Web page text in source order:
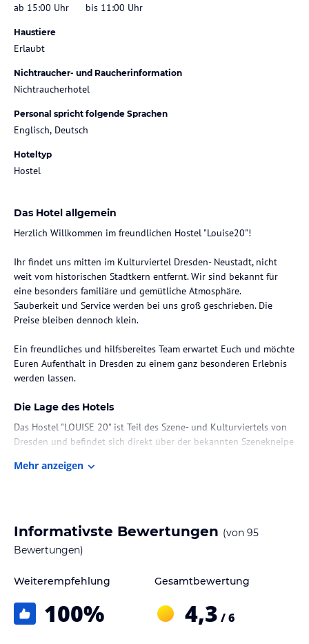
ab 15:00 Uhr bis 11:00 Uhr
Haustiere
Erlaubt
Nichtraucher- und Raucherinformation
Nichtraucherhotel
Personal spricht folgende Sprachen
Englisch, Deutsch
Hoteltyp
Hostel
Das Hotel allgemein
Herzlich Willkommen im freundlichen Hostel "Louise20"!
Ihr findet uns mitten im Kulturviertel Dresden- Neustadt, nicht
weit vom historischen Stadtkern entfernt. Wir sind bekannt für
eine besonders familiäre und gemütliche Atmosphäre.
Sauberkeit und Service werden bei uns groß geschrieben. Die
Preise bleiben dennoch klein.
Ein freundliches und hilfsbereites Team erwartet Euch und möchte
Euren Aufenthalt in Dresden zu einem ganz besonderen Erlebnis
werden lassen.
Die Lage des Hotels
Das Hostel "LOUISE 20" ist Teil des Szene- und Kulturviertels von
Dresden und befindet sich direkt über der bekannten Szenekneipe
finden Sie über 130 Kneipen, Bars und Restaurants. 3 Kinos und
Der historische Stadtkern mit Semperoper, Zwinger und
Frauenkirche ist in wenigen Minuten zu Fuß zu erreichen. Ausflüge
in die Sächsische Schweiz, und zu weiteren Zielen der vielfältigen
Zimmer / Unterbringung im Hotel
Mehr anzeigen
Informativste Bewertungen (von 95
Bewertungen)
Weiterempfehlung
100%
Gesamtbewertung
4,3 / 6